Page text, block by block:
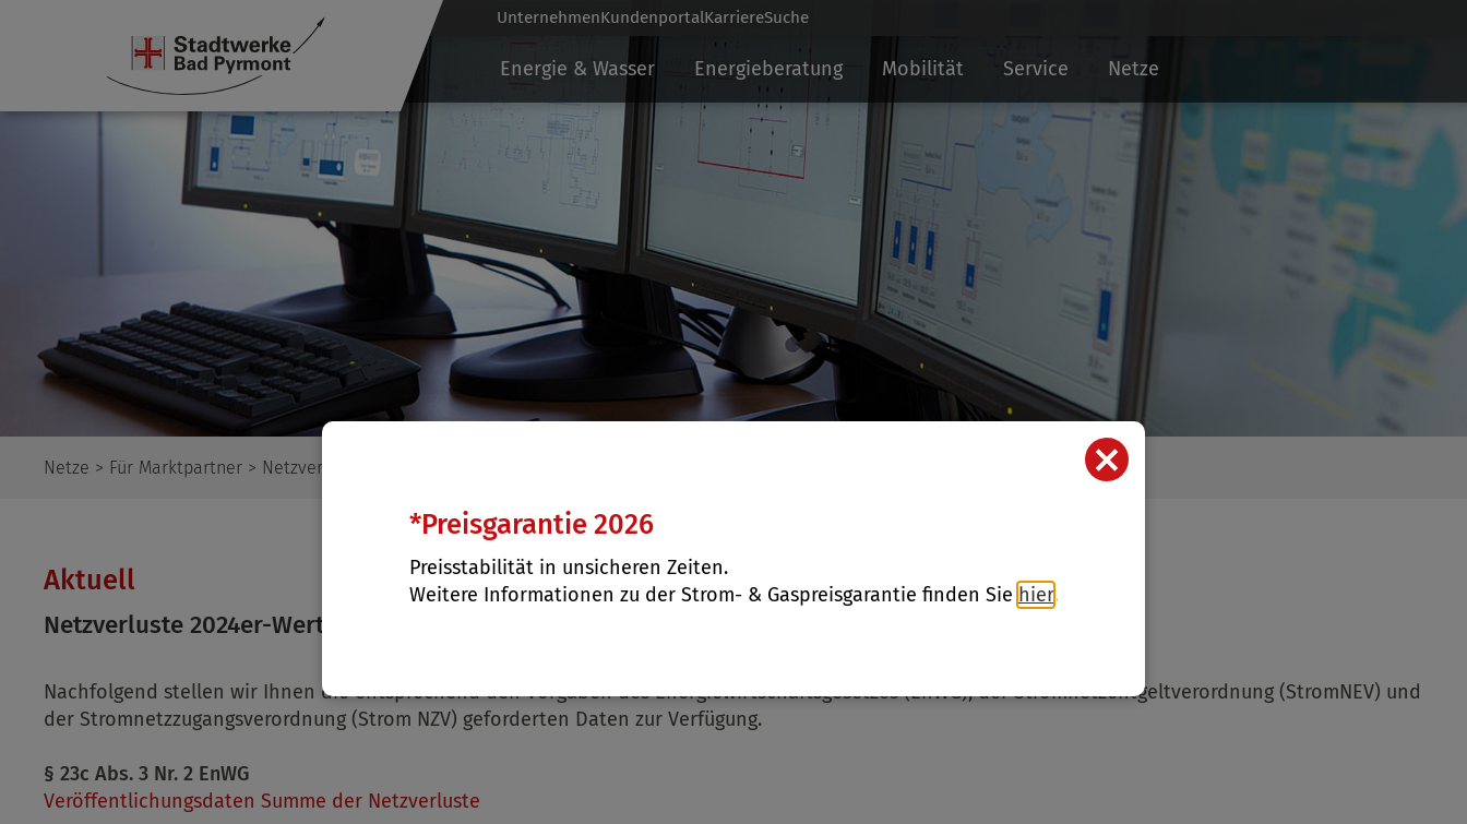
UnternehmenKundenportalKarriereSuche
Energie & Wasser Energieberatung Mobilität Service Netze
Netze > Für Marktpartner > Netzverluste
Aktuell
Netzverluste 2024er-Werte
Nachfolgend stellen wir Ihnen die entsprechend den Vorgaben des Energiewirtschaftsgesetzes (EnWG), der Stromnetzentgeltverordnung (StromNEV) und
der Stromnetzzugangsverordnung (Strom NZV) geforderten Daten zur Verfügung.
§ 23c Abs. 3 Nr. 2 EnWG
Veröffentlichungsdaten Summe der Netzverluste
*Preisgarantie 2026
Preisstabilität in unsicheren Zeiten.
Weitere Informationen zu der Strom- & Gaspreisgarantie finden Sie hier.
X